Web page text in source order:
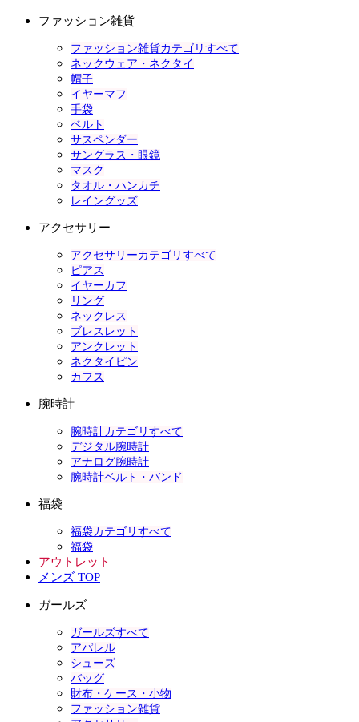
ファッション雑貨
ファッション雑貨カテゴリすべて
ネックウェア・ネクタイ
帽子
イヤーマフ
手袋
ベルト
サスペンダー
サングラス・眼鏡
マスク
タオル・ハンカチ
レイングッズ
アクセサリー
アクセサリーカテゴリすべて
ピアス
イヤーカフ
リング
ネックレス
ブレスレット
アンクレット
ネクタイピン
カフス
腕時計
腕時計カテゴリすべて
デジタル腕時計
アナログ腕時計
腕時計ベルト・バンド
福袋
福袋カテゴリすべて
福袋
アウトレット
メンズ TOP
ガールズ
ガールズすべて
アパレル
シューズ
バッグ
財布・ケース・小物
ファッション雑貨